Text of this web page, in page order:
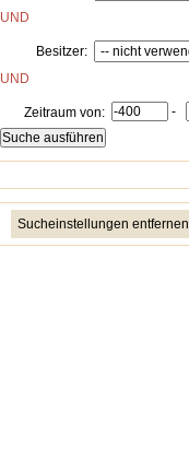
UND
Besitzer:
UND
Zeitraum von: -
Sucheinstellungen entfernen